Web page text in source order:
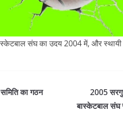
संघ का उदय 2004 में, और
का गठन
2005
बास्केटबाल संघ